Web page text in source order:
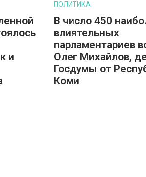
и
ПОЛИТИКА
В число 450
влиятельных
парламентариев
Олег Михайлов,
Госдумы от
Коми